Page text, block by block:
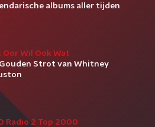
albums aller tijden
Oor Wil Ook Wat
Gouden Strot van Whitney
Radio 2 Top 2000